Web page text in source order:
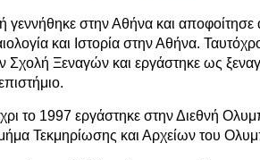
γεννήθηκε στην Αθήνα και
και Ιστορία στην Αθήνα.
Σχολή Ξεναγών και εργάστηκε ως
το 1997 εργάστηκε στην Διεθνή
Τεκμηρίωσης και Αρχείων του